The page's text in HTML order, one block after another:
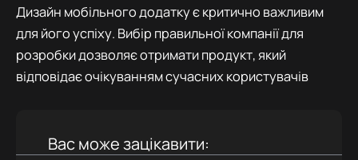
Дизайн мобільного додатку є критично важливим
для його успіху. Вибір правильної компанії для
розробки дозволяє отримати продукт, який
відповідає очікуванням сучасних користувачів
Вас може зацікавити: